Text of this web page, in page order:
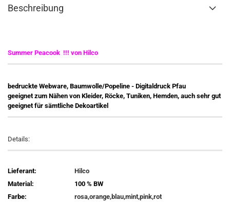
Beschreibung
Summer Peacook !!! von Hilco
bedruckte Webware, Baumwolle/Popeline - Digitaldruck Pfau
geeignet zum Nähen von Kleider, Röcke, Tuniken, Hemden, auch sehr gut
geeignet für sämtliche Dekoartikel
Details:
Lieferant:
Hilco
Material:
100 % BW
Farbe:
rosa,orange,blau,mint,pink,rot